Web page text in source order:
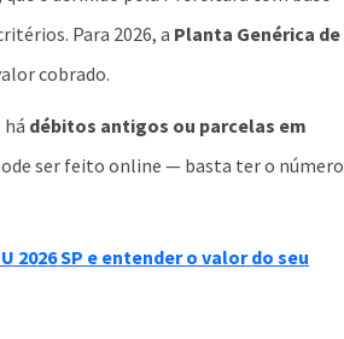
Para 2026, a Planta Genérica de
cobrado.
há débitos antigos ou parcelas em
ser feito online — basta ter o número
SP e entender o valor do seu